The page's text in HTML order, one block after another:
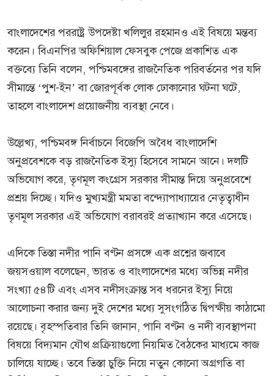
বাংলাদেশের পররাষ্ট্র উপদেষ্টা খলিলুর রহমানও এই বিষয়ে মন্তব্য
করেন। বিএনপির অফিশিয়াল ফেসবুক পেজে প্রকাশিত এক
বক্তব্যে তিনি বলেন, পশ্চিমবঙ্গের রাজনৈতিক পরিবর্তনের পর যদি
সীমান্তে ‘পুশ-ইন’ বা জোরপূর্বক লোক ঢোকানোর ঘটনা ঘটে,
তাহলে বাংলাদেশ প্রয়োজনীয় ব্যবস্থা নেবে।
উল্লেখ্য, পশ্চিমবঙ্গ নির্বাচনে বিজেপি অবৈধ বাংলাদেশি
অনুপ্রবেশকে বড় রাজনৈতিক ইস্যু হিসেবে সামনে আনে। দলটি
অভিযোগ করে, তৃণমূল কংগ্রেস সরকার সীমান্ত দিয়ে অনুপ্রবেশে
প্রশ্রয় দিচ্ছে। যদিও মুখ্যমন্ত্রী মমতা বন্দ্যোপাধ্যায়ের নেতৃত্বাধীন
তৃণমূল সরকার এই অভিযোগ বরাবরই প্রত্যাখ্যান করে এসেছে।
এদিকে তিস্তা নদীর পানি বণ্টন প্রসঙ্গে এক প্রশ্নের জবাবে
জয়সওয়াল বলেছেন, ভারত ও বাংলাদেশের মধ্যে অভিন্ন নদীর
সংখ্যা ৫৪টি এবং এসব নদীসংক্রান্ত সব ধরনের ইস্যু নিয়ে
আলোচনা করার জন্য দুই দেশের মধ্যে সুসংগঠিত দ্বিপক্ষীয় কাঠামো
রয়েছে। বৃহস্পতিবার তিনি জানান, পানি বণ্টন ও নদী ব্যবস্থাপনা
বিষয়ে বিদ্যমান যৌথ প্রক্রিয়াগুলো নিয়মিত বৈঠকের মাধ্যমে কাজ
চালিয়ে যাচ্ছে। তবে তিস্তা চুক্তি নিয়ে নতুন কোনো অগ্রগতি বা